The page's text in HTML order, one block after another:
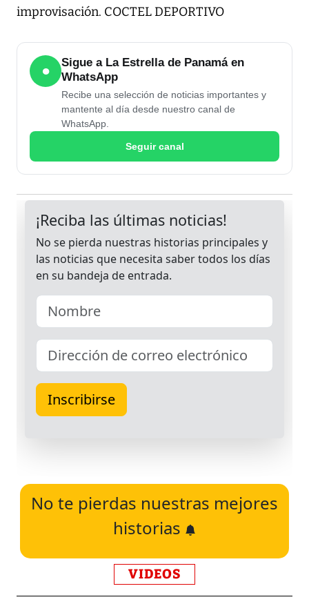
improvisación. COCTEL DEPORTIVO
●
Sigue a La Estrella de Panamá en
WhatsApp
Recibe una selección de noticias importantes y
mantente al día desde nuestro canal de
WhatsApp.
Seguir canal
No te pierdas nuestras mejores
historias
VIDEOS